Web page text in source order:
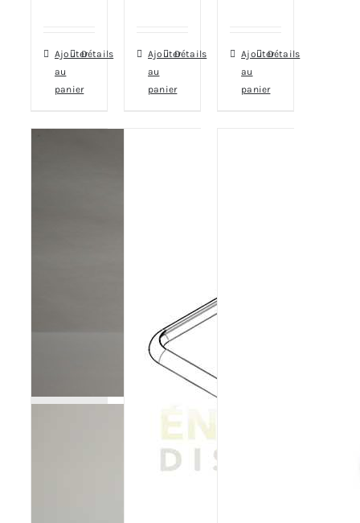
Ajouter
au
panier
Détails
Ajouter
au
panier
Détails
Ajouter
au
panier
Détails